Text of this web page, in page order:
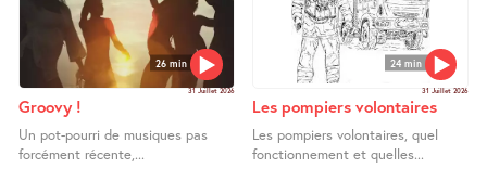
26 min
31 Juillet 2026
Groovy !
Un pot-pourri de musiques pas
forcément récente,...
24 min
31 Juillet 2026
Les pompiers volontaires
Les pompiers volontaires, quel
fonctionnement et quelles...